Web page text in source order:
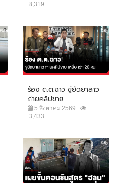
8,319
ร้อง ด.ต.ฉาว ขู่ยัดยาสาว
ถ่ายคลิปขาย
5 สิงหาคม 2569
3,433